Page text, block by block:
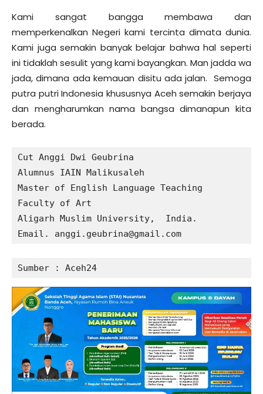
Kami sangat bangga membawa dan
memperkenalkan Negeri kami tercinta dimata dunia.
Kami juga semakin banyak belajar bahwa hal seperti
ini tidaklah sesulit yang kami bayangkan. Man jadda wa
jada, dimana ada kemauan disitu ada jalan. Semoga
putra putri Indonesia khususnya Aceh semakin berjaya
dan mengharumkan nama bangsa dimanapun kita
berada.
Cut Anggi Dwi Geubrina
Alumnus IAIN Malikusaleh
Master of English Language Teaching
Faculty of Art
Aligarh Muslim University,  India.
Email. anggi.geubrina@gmail.com
Sumber : Aceh24